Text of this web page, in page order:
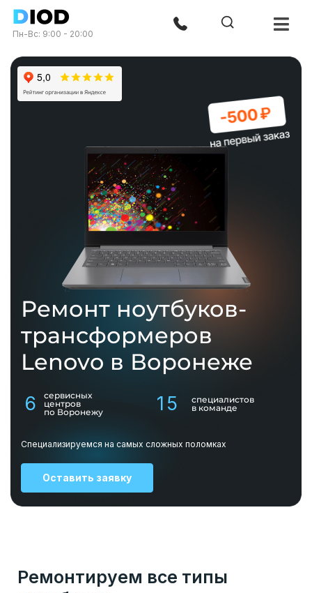
Пн-Вс: 9:00 - 20:00
Ремонт ноутбуков-
трансформеров
Lenovo в Воронеже
6
сервисных
центров
по Воронежу
15
специалистов
в команде
Специализируемся на самых сложных поломках
Оставить заявку
Ремонтируем все типы